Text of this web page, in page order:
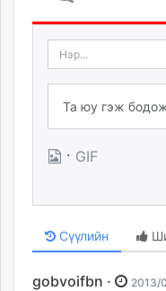
· GIF
Сүүлийн
gobvoifbn · 2013/